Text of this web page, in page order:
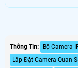
Thông Tin: Bộ Camera
Lắp Đặt Camera Quan